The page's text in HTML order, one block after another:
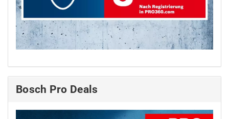
Bosch Pro Deals